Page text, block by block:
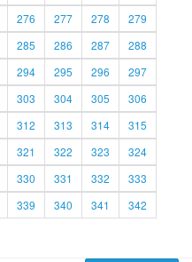
276 277 278
279
285 286 287
288
294 295 296
297
303 304 305
306
312 313 314
315
321 322 323
324
330 331 332
333
339 340 341
342